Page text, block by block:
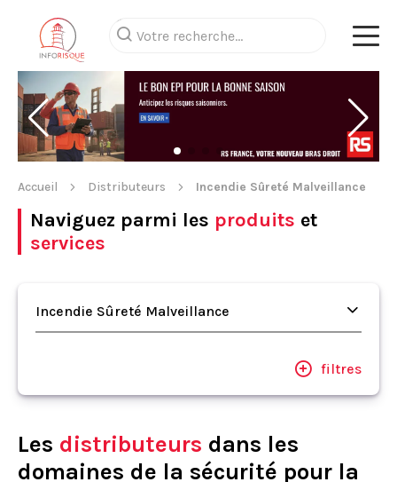
Accueil Distributeurs Incendie Sûreté Malveillance
Naviguez parmi les produits et
services
Incendie Sûreté Malveillance
filtres
Les distributeurs dans les
domaines de la sécurité pour la